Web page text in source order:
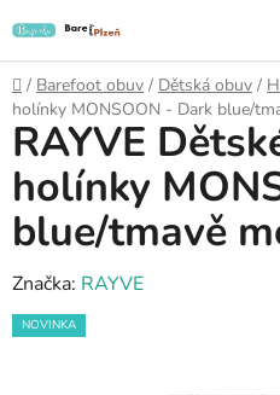
na
obsah
Domů
/ Barefoot obuv / Dětská obuv /
holínky MONSOON - Dark blue/
RAYVE
holínky
blue/tmavě
Značka: RAYVE
NOVINKA